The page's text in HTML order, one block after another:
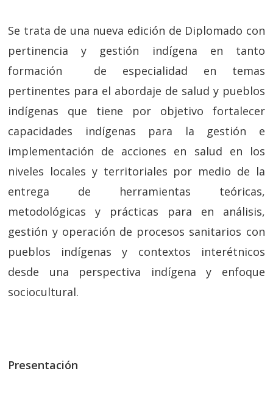
Se trata de una nueva edición de Diplomado con
pertinencia y gestión indígena en tanto
formación de especialidad en temas
pertinentes para el abordaje de salud y pueblos
indígenas que tiene por objetivo fortalecer
capacidades indígenas para la gestión e
implementación de acciones en salud en los
niveles locales y territoriales por medio de la
entrega de herramientas teóricas,
metodológicas y prácticas para en análisis,
gestión y operación de procesos sanitarios con
pueblos indígenas y contextos interétnicos
desde una perspectiva indígena y enfoque
sociocultural.
Presentación